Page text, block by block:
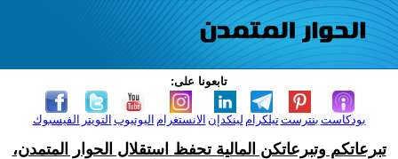
تابعونا على:
الفيسبوك التويتر اليوتيوب الانستغرام لينكدإن تيلكرامبنترست بودكاست
تبرعاتكم وتبرعاتكن المالية تحفظ استقلال الحوار المتمدن،